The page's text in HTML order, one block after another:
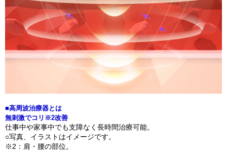
■高周波治療器とは
無刺激でコリ※2改善
仕事中や家事中でも支障なく長時間治療可能。
○写真、イラストはイメージです。
※2：肩・腰の部位。